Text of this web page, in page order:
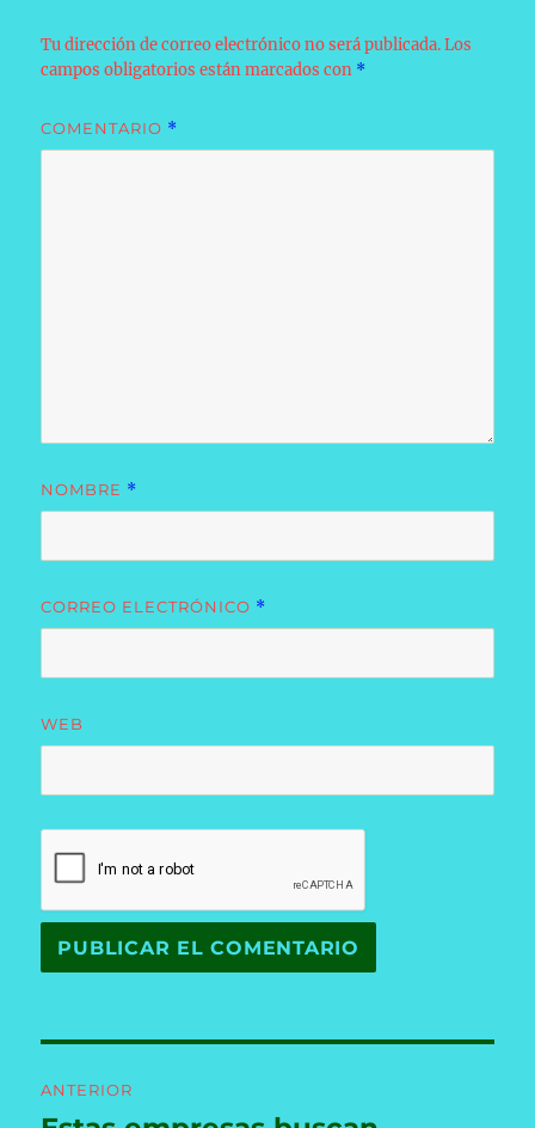
Tu dirección de correo electrónico no será publicada. Los
campos obligatorios están marcados con *
COMENTARIO *
NOMBRE *
CORREO ELECTRÓNICO *
WEB
de
ANTERIOR